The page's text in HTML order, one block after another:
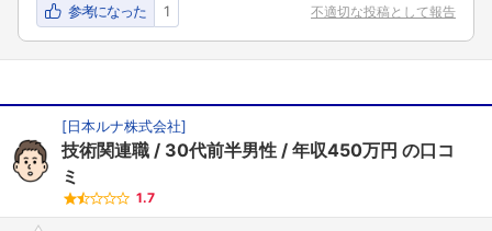
参考になった 1 不適切な投稿として報告
[日本ルナ株式会社]
技術関連職 30代前半男性 年収450万円 の口コ
ミ
1.7